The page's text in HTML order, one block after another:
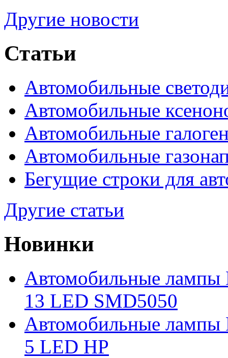
Другие новости
Статьи
Автомобильные
Автомобильные
Автомобильные
Автомобильные
Бегущие строки для
Другие статьи
Новинки
Автомобильные лампы
13 LED SMD5050
Автомобильные лампы
5 LED HP